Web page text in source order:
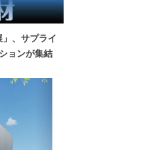
」、サプライ
ョンが集結